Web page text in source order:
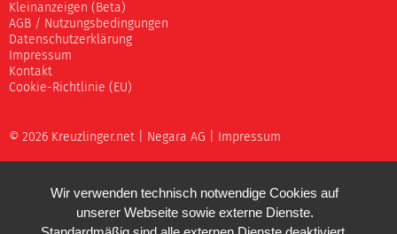
Kleinanzeigen (Beta)
AGB / Nutzungsbedingungen
Datenschutzerklärung
Impressum
Kontakt
Cookie-Richtlinie (EU)
© 2026 Kreuzlinger.net | Negara AG Impressum
Wir verwenden technisch notwendige Cookies auf
unserer Webseite sowie externe Dienste.